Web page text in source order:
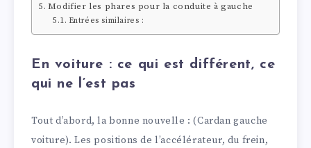
Modifier les phares pour la conduite à gauche
Entrées similaires :
En voiture : ce qui est différent, ce
qui ne l’est pas
Tout d’abord, la bonne nouvelle : (Cardan gauche
voiture). Les positions de l’accélérateur, du frein,